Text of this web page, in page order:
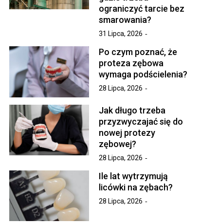
ograniczyć tarcie bez
smarowania?
31 Lipca, 2026
Po czym poznać, że
proteza zębowa
wymaga podścielenia?
28 Lipca, 2026
Jak długo trzeba
przyzwyczajać się do
nowej protezy
zębowej?
28 Lipca, 2026
Ile lat wytrzymują
licówki na zębach?
28 Lipca, 2026